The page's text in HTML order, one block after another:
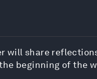
will share
beginning of the